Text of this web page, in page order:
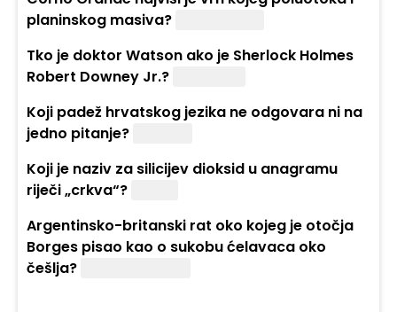
planinskog masiva?
Tko je doktor Watson ako je Sherlock Holmes
Robert Downey Jr.?
Koji padež hrvatskog jezika ne odgovara ni na
jedno pitanje?
Koji je naziv za silicijev dioksid u anagramu
riječi „crkva“?
Argentinsko-britanski rat oko kojeg je otočja
Borges pisao kao o sukobu ćelavaca oko
češlja?